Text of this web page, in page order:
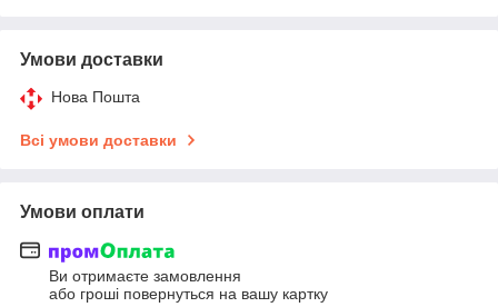
Умови доставки
Нова Пошта
Всі умови доставки
Умови оплати
Ви отримаєте замовлення
або гроші повернуться на вашу картку